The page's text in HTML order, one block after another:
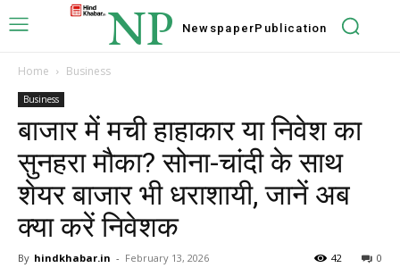
NP NewspaperPublication
Home Business
Business
बाजार में मची हाहाकार या निवेश का
सुनहरा मौका? सोना-चांदी के साथ
शेयर बाजार भी धराशायी, जानें अब
क्या करें निवेशक
By hindkhabar.in - February 13, 2026 0
42